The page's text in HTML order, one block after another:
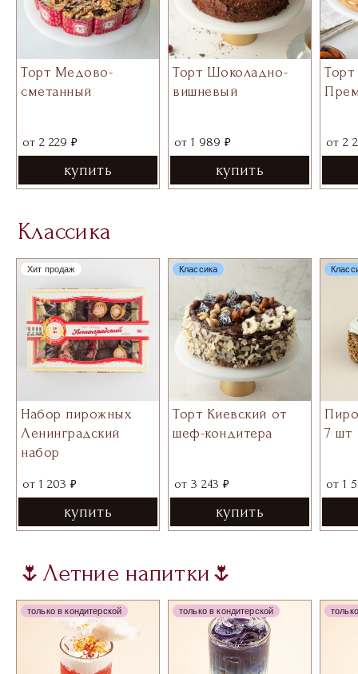
Торт Медово-
сметанный
от 2 229 ₽
купить
Торт Шоколадно-
вишневый
от 1 989 ₽
купить
от 2
Классика
Набор пирожных
Ленинградский
набор
от 1 203 ₽
купить
Хит продаж
Торт Киевский от
шеф-кондитера
от 3 243 ₽
купить
Классика
7 шт
от 1
🌷Летние напитки🌷
только в кондитерской только в кондитерской